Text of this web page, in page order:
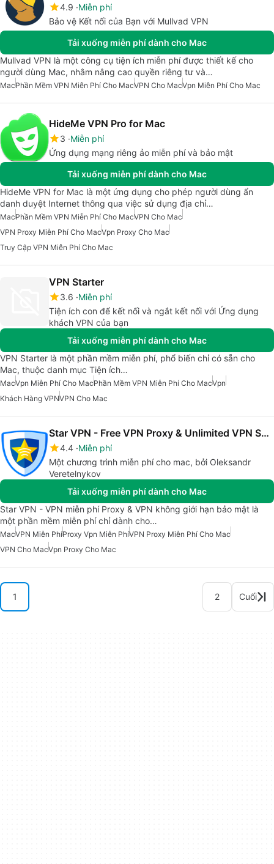
4.9 Miễn phí
Bảo vệ Kết nối của Bạn với Mullvad VPN
Tải xuống miễn phí dành cho Mac
Mullvad VPN là một công cụ tiện ích miễn phí được thiết kế cho
người dùng Mac, nhằm nâng cao quyền riêng tư và…
MacPhần Mềm VPN Miễn Phí Cho MacVPN Cho MacVpn Miễn Phí Cho Mac
HideMe VPN Pro for Mac
3 Miễn phí
Ứng dụng mạng riêng ảo miễn phí và bảo mật
Tải xuống miễn phí dành cho Mac
HideMe VPN for Mac là một ứng dụng cho phép người dùng ẩn
danh duyệt Internet thông qua việc sử dụng địa chỉ…
MacPhần Mềm VPN Miễn Phí Cho MacVPN Cho Mac
VPN Proxy Miễn Phí Cho MacVpn Proxy Cho Mac
Truy Cập VPN Miễn Phí Cho Mac
VPN Starter
3.6 Miễn phí
Tiện ích con để kết nối và ngắt kết nối với Ứng dụng
khách VPN của bạn
Tải xuống miễn phí dành cho Mac
VPN Starter là một phần mềm miễn phí, phổ biến chỉ có sẵn cho
Mac, thuộc danh mục Tiện ích…
MacVpn Miễn Phí Cho MacPhần Mềm VPN Miễn Phí Cho MacVpn
Khách Hàng VPNVPN Cho Mac
Star VPN - Free VPN Proxy & Unlimited VPN Security
4.4 Miễn phí
Một chương trình miễn phí cho mac, bởi Oleksandr
Veretelnykov
Tải xuống miễn phí dành cho Mac
Star VPN - VPN miễn phí Proxy & VPN không giới hạn bảo mật là
một phần mềm miễn phí chỉ dành cho…
MacVPN Miễn PhíProxy Vpn Miễn PhíVPN Proxy Miễn Phí Cho Mac
VPN Cho MacVpn Proxy Cho Mac
1 2 Cuối